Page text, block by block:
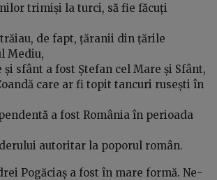
trimiși la turci, să fie făcuți
de fapt, țăranii din țările
Mediu,
și sfânt a fost Ștefan cel Mare și Sfânt,
care ar fi topit tancuri rusești în
a fost România în perioada
autoritar la poporul român.
Pogăciaș a fost în mare formă. Ne-